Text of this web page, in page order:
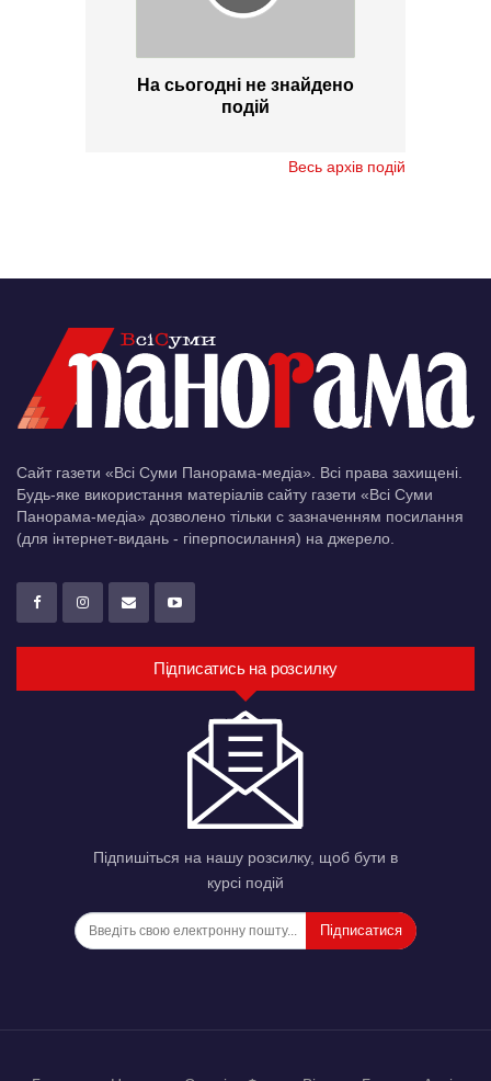
На сьогодні не знайдено
подій
Весь архів подій
Сайт газети «Всі Суми Панорама-медіа». Всі права захищені.
Будь-яке використання матеріалів сайту газети «Всі Суми
Панорама-медіа» дозволено тільки c зазначенням посилання
(для інтернет-видань - гіперпосилання) на джерело.
Підписатись на розсилку
Підпишіться на нашу розсилку, щоб бути в
курсі подій
Підписатися